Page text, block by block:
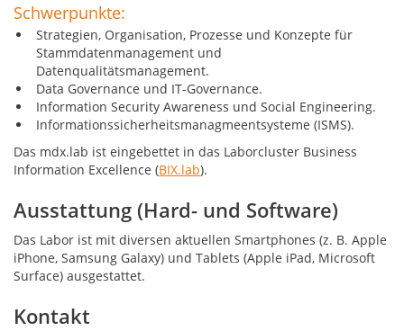
Schwerpunkte:
Strategien, Organisation, Prozesse und Konzepte für
Stammdatenmanagement und
Datenqualitätsmanagement.
Data Governance und IT-Governance.
Information Security Awareness und Social Engineering.
Informationssicherheitsmanagmeentsysteme (ISMS).
Das mdx.lab ist eingebettet in das Laborcluster Business
Information Excellence (BIX.lab).
Ausstattung (Hard- und Software)
Das Labor ist mit diversen aktuellen Smartphones (z. B. Apple
iPhone, Samsung Galaxy) und Tablets (Apple iPad, Microsoft
Surface) ausgestattet.
Kontakt